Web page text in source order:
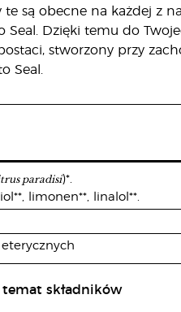
są obecne na każdej z
Dzięki temu do
stworzony przy
Seal.
paradisi)*.
limonen**, linalol**.
temat składników